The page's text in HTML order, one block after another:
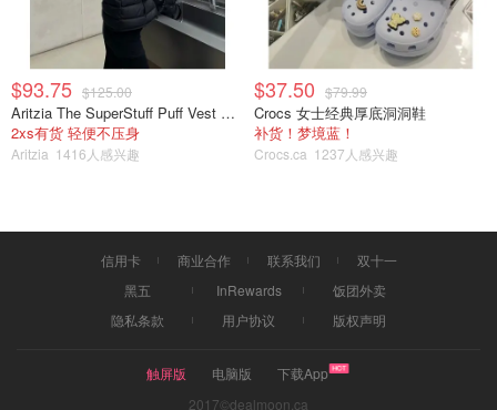
视频曝光！安省2男子大白天在超市停
车场抢车，女司机被强行拖出，还能
听见惨叫声！
OOliviaZZ 4726
$93.75 $125.00
Aritzia The SuperStuff Puff Vest 轻盈亮面马甲
2xs有货 轻便不压身
Aritzia 1416人感兴趣
$37.50 $79.99
Crocs 女士经典厚底洞洞鞋
补货！梦境蓝！
Crocs.ca 1237人感兴趣
信用卡 商业合作 联系我们
双十一
黑五
InRewards
饭团外卖
隐私条款
用户协议 版权声明
触屏版 电脑版
下载App
2017©dealmoon.ca